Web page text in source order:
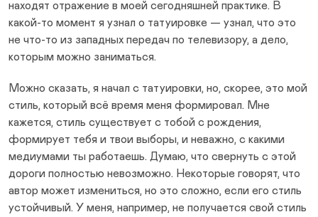
находят отражение в моей сегодняшней практике. В
какой-то момент я узнал о татуировке — узнал, что это
не что-то из западных передач по телевизору, а дело,
которым можно заниматься.
Можно сказать, я начал с татуировки, но, скорее, это мой
стиль, который всё время меня формировал. Мне
кажется, стиль существует с тобой с рождения,
формирует тебя и твои выборы, и неважно, с какими
медиумами ты работаешь. Думаю, что свернуть с этой
дороги полностью невозможно. Некоторые говорят, что
автор может измениться, но это сложно, если его стиль
устойчивый. У меня, например, не получается свой стиль